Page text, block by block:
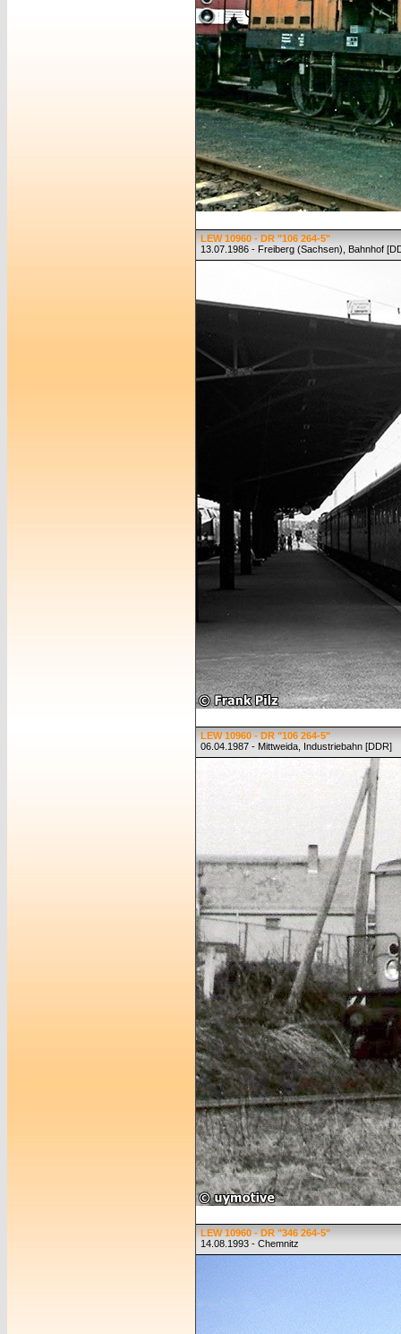
LEW 10960 - DR "106 264-5"
13.07.1986 - Freiberg (Sachsen), Bahnhof
LEW 10960 - DR "106 264-5"
06.04.1987 - Mittweida, Industriebahn [DDR]
LEW 10960 - DR "346 264-5"
14.08.1993 - Chemnitz